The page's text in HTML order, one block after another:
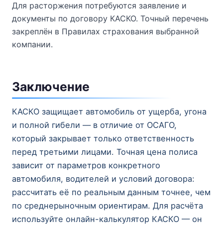
Для расторжения потребуются заявление и
документы по договору КАСКО. Точный перечень
закреплён в Правилах страхования выбранной
компании.
Заключение
КАСКО защищает автомобиль от ущерба, угона
и полной гибели — в отличие от ОСАГО,
который закрывает только ответственность
перед третьими лицами. Точная цена полиса
зависит от параметров конкретного
автомобиля, водителей и условий договора:
рассчитать её по реальным данным точнее, чем
по среднерыночным ориентирам. Для расчёта
используйте онлайн-калькулятор КАСКО — он